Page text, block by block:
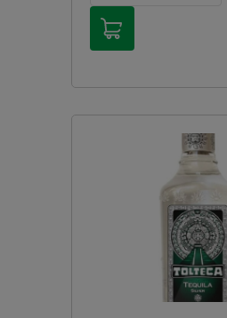
Продажа алкогольной
дистанционным
соответствии с
осуществляем доставку
оплаты в магазине при
Чрезмерное
вредит вашему здоровью.